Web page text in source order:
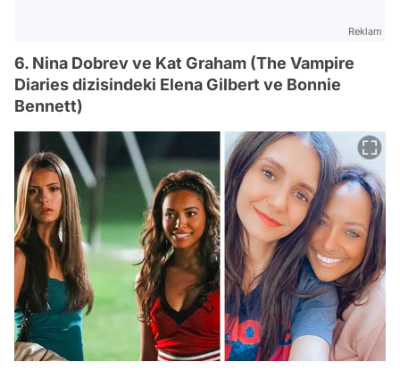
Reklam
6. Nina Dobrev ve Kat Graham (The Vampire
Diaries dizisindeki Elena Gilbert ve Bonnie
Bennett)